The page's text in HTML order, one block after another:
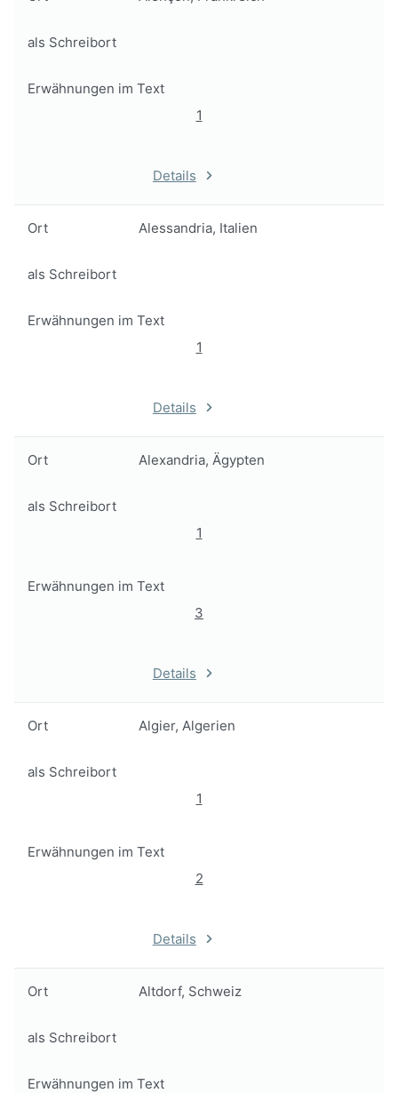
als Schreibort
Erwähnungen im Text
1
Details
Ort Alessandria, Italien
als Schreibort
Erwähnungen im Text
1
Details
Ort Alexandria, Ägypten
als Schreibort
1
Erwähnungen im Text
3
Details
Ort Algier, Algerien
als Schreibort
1
Erwähnungen im Text
2
Details
Ort Altdorf, Schweiz
als Schreibort
Erwähnungen im Text